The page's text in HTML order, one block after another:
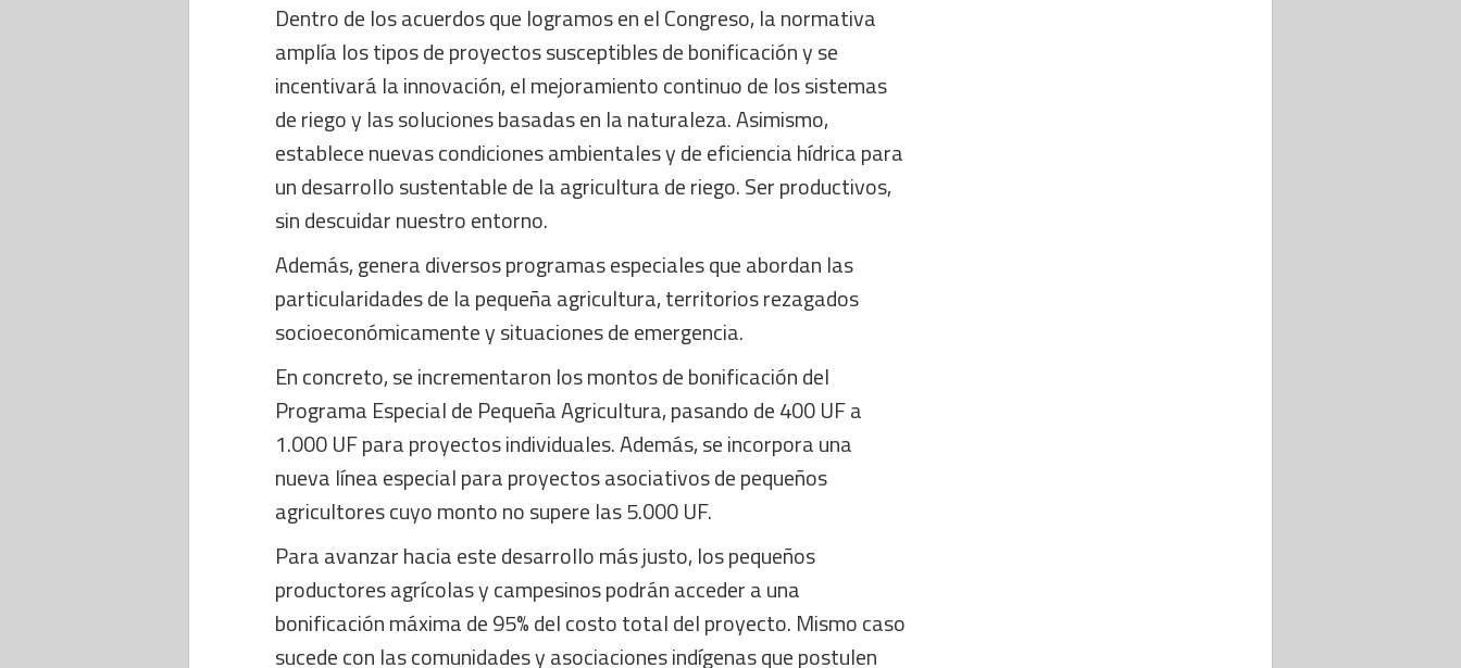
Dentro de los acuerdos que logramos en el Congreso, la normativa
amplía los tipos de proyectos susceptibles de bonificación y se
incentivará la innovación, el mejoramiento continuo de los sistemas
de riego y las soluciones basadas en la naturaleza. Asimismo,
establece nuevas condiciones ambientales y de eficiencia hídrica para
un desarrollo sustentable de la agricultura de riego. Ser productivos,
sin descuidar nuestro entorno.
Además, genera diversos programas especiales que abordan las
particularidades de la pequeña agricultura, territorios rezagados
socioeconómicamente y situaciones de emergencia.
En concreto, se incrementaron los montos de bonificación del
Programa Especial de Pequeña Agricultura, pasando de 400 UF a
1.000 UF para proyectos individuales. Además, se incorpora una
nueva línea especial para proyectos asociativos de pequeños
agricultores cuyo monto no supere las 5.000 UF.
Para avanzar hacia este desarrollo más justo, los pequeños
productores agrícolas y campesinos podrán acceder a una
bonificación máxima de 95% del costo total del proyecto. Mismo caso
sucede con las comunidades y asociaciones indígenas que postulen